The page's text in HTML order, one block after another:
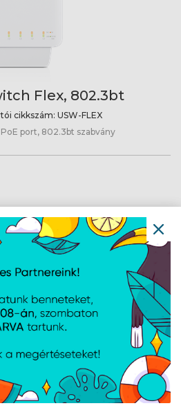
Flex, 802.3bt
cikkszám: USW-FLEX
port, 802.3bt szabvány
Gen2, 16-portos,
cikkszám:USW-16-POE
RJ45 port, 2xSFP port, 8x 802.3af/at